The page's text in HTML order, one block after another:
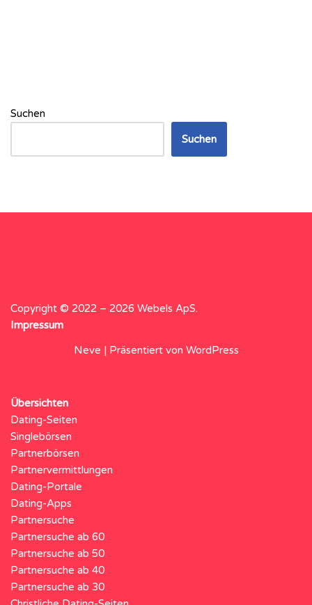
Suchen
Suchen
Copyright © 2022 – 2026 Webels ApS.
Impressum
Neve | Präsentiert von WordPress
Übersichten
Dating-Seiten
Singlebörsen
Partnerbörsen
Partnervermittlungen
Dating-Portale
Dating-Apps
Partnersuche
Partnersuche ab 60
Partnersuche ab 50
Partnersuche ab 40
Partnersuche ab 30